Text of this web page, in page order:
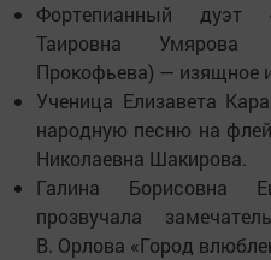
Фортепианный дуэт
Таировна
Прокофьева) — изящное
Ученица Елизавета
народную песню на
Николаевна Шакирова.
Галина Борисовна
прозвучала
В. Орлова «Город